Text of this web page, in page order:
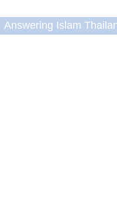
Answering Islam